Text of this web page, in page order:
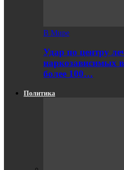
В Мире
Удар по центру
наркозависимых
более 100…
Политика